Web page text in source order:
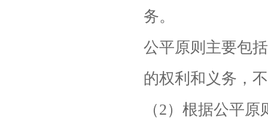
务。
公平原则主要包
的权利和义务，
（2）根据公平